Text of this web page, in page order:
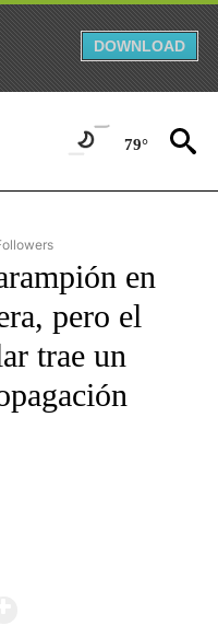
DOWNLOAD
79°
"CNN - SPANISH" TO RECEIVE
en
pero el
trae un